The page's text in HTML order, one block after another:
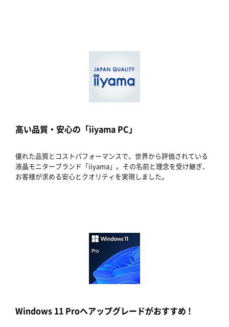
高い品質・安心の「iiyama PC」
優れた品質とコストパフォーマンスで、世界から評価されている
液晶モニターブランド「iiyama」。その名前と理念を受け継ぎ、
お客様が求める安心とクオリティを実現しました。
Windows 11 Proへアップグレードがおすすめ !